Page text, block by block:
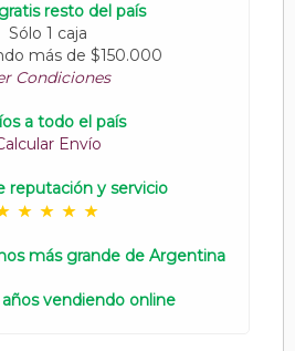
resto del país
Sólo 1 caja
más de $150.000
Condiciones
a todo el país
Envío
reputación y servicio
más grande de Argentina
años vendiendo online